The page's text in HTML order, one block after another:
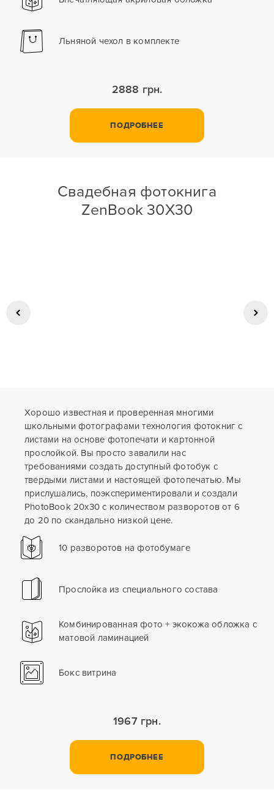
Льняной чехол в комплекте
2888 грн.
ПОДРОБНЕЕ
Свадебная фотокнига
ZenBook 30X30
Хорошо известная и проверенная многими
школьными фотографами технология фотокниг с
листами на основе фотопечати и картонной
прослойкой. Вы просто завалили нас
требованиями создать доступный фотобук с
твердыми листами и настоящей фотопечатью. Мы
прислушались, поэкспериментировали и создали
PhotoBook 20x30 с количеством разворотов от 6
до 20 по скандально низкой цене.
10 разворотов на фотобумаге
Прослойка из специального состава
Комбинированная фото + экокожа обложка с
матовой ламинацией
Бокс витрина
1967 грн.
ПОДРОБНЕЕ